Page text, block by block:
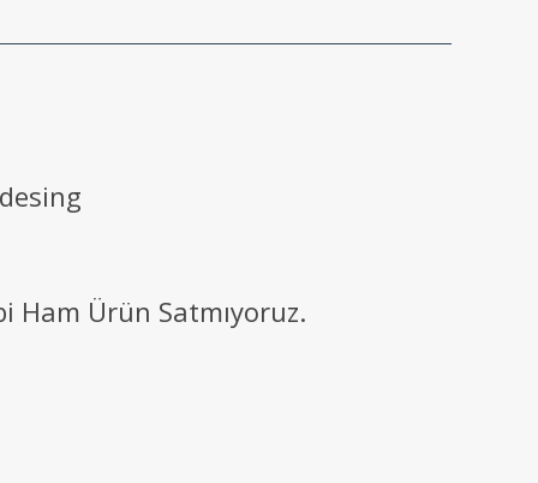
Ham Ürün Satmıyoruz.